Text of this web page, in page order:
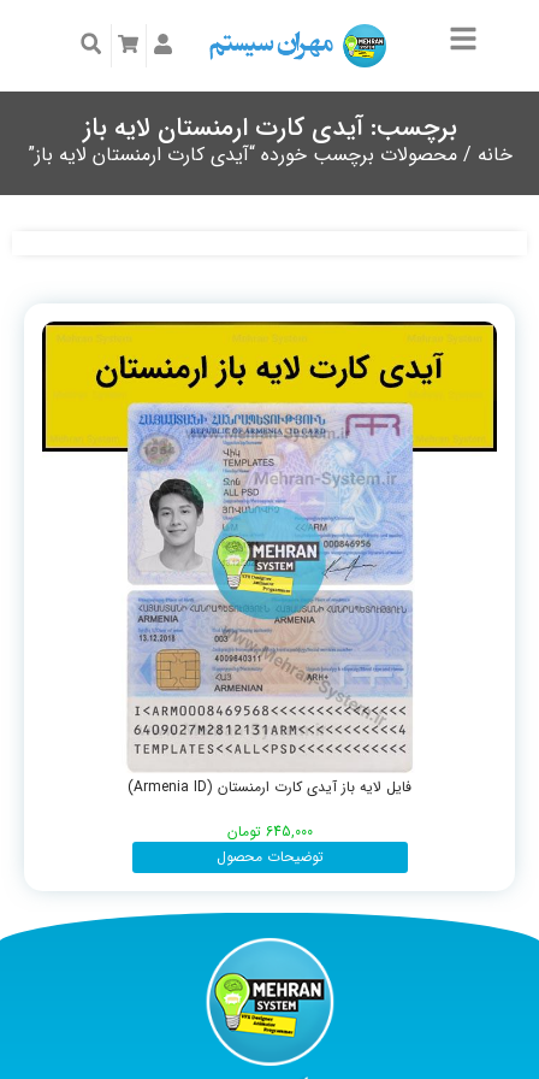
برچسب: آیدی کارت ارمنستان لایه باز
خانه / محصولات برچسب خورده “آیدی کارت ارمنستان لایه باز”
فایل لایه باز آیدی کارت ارمنستان (Armenia ID)
645,000 تومان
توضیحات محصول